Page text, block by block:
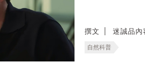
撰文 迷誠品內
自然科普